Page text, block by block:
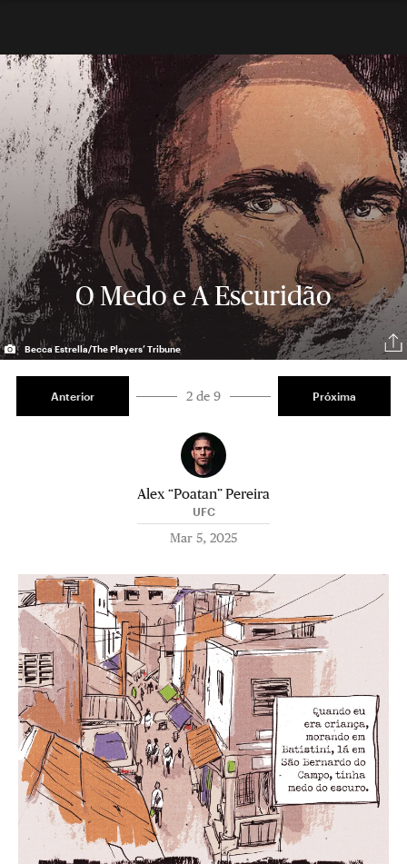
O Medo e A Escuridão
Becca Estrella/The Players’ Tribune
Anterior 2 de 9 Próxima
Alex “Poatan” Pereira
UFC
Mar 5, 2025